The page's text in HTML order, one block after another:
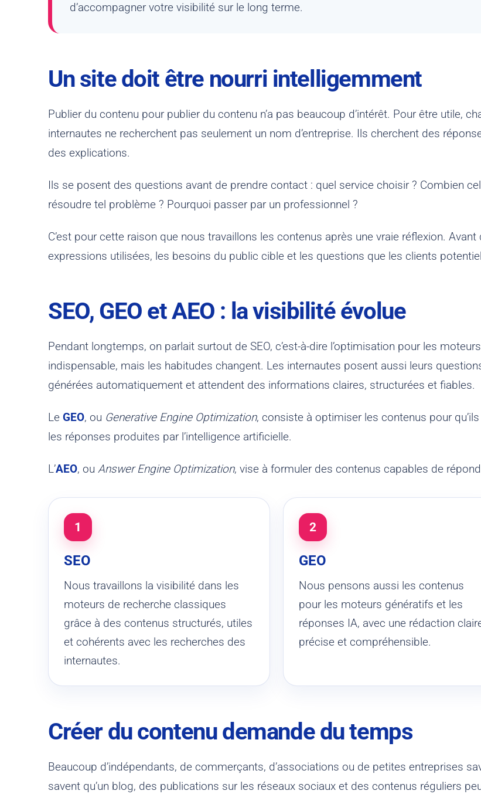
d’accompagner votre visibilité sur le long terme.
Un site doit être nourri intelligemment
Publier du contenu pour publier du contenu n’a pas beaucoup d’intérêt. Pour être utile,
internautes ne recherchent pas seulement un nom d’entreprise. Ils cherchent des
des explications.
Ils se posent des questions avant de prendre contact : quel service choisir ? Combien
résoudre tel problème ? Pourquoi passer par un professionnel ?
C’est pour cette raison que nous travaillons les contenus après une vraie réflexion.
expressions utilisées, les besoins du public cible et les questions que les clients
SEO, GEO et AEO : la visibilité évolue
Pendant longtemps, on parlait surtout de SEO, c’est-à-dire l’optimisation pour les
indispensable, mais les habitudes changent. Les internautes posent aussi leurs
générées automatiquement et attendent des informations claires, structurées et fiables.
Le GEO, ou Generative Engine Optimization, consiste à optimiser les contenus pour
les réponses produites par l’intelligence artificielle.
L’AEO, ou Answer Engine Optimization, vise à formuler des contenus capables de
1
SEO
Nous travaillons la visibilité dans les
moteurs de recherche classiques
grâce à des contenus structurés, utiles
et cohérents avec les recherches des
internautes.
2
GEO
Nous pensons aussi les contenus
pour les moteurs génératifs et les
réponses IA, avec une rédaction
précise et compréhensible.
Créer du contenu demande du temps
Beaucoup d’indépendants, de commerçants, d’associations ou de petites entreprises
savent qu’un blog, des publications sur les réseaux sociaux et des contenus réguliers